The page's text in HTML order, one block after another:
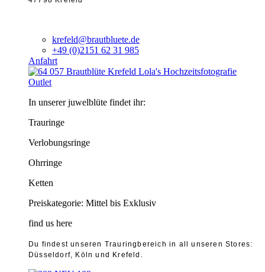
krefeld@brautbluete.de
+49 (0)2151 62 31 985
Anfahrt
Outlet
In unserer juwelblüte findet ihr:
Trauringe
Verlobungsringe
Ohrringe
Ketten
Preiskategorie: Mittel bis Exklusiv
find us here
Du findest unseren Trauringbereich in all unseren Stores:
Düsseldorf, Köln und Krefeld.